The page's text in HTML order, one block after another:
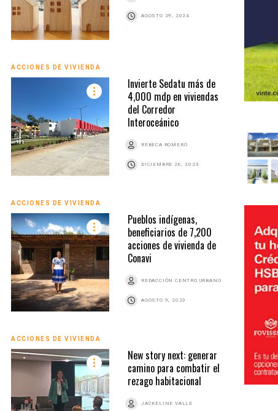
AGOSTO 29, 2024
ACCIONES DE VIVIENDA
Invierte Sedatu más de
4,000 mdp en viviendas
del Corredor
Interoceánico
REBECA ROMERO
DICIEMBRE 26, 2023
ACCIONES DE VIVIENDA
Pueblos indígenas,
beneficiarios de 7,200
acciones de vivienda de
Conavi
REDACCIÓN CENTRO URBANO
AGOSTO 9, 2023
ACCIONES DE VIVIENDA
New story next: generar
camino para combatir el
rezago habitacional
JACKELINE VALLE